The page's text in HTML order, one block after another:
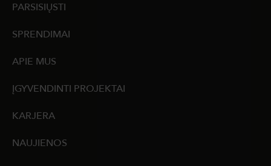
PARSISIŲSTI
SPRENDIMAI
APIE MUS
ĮGYVENDINTI PROJEKTAI
KARJERA
NAUJIENOS